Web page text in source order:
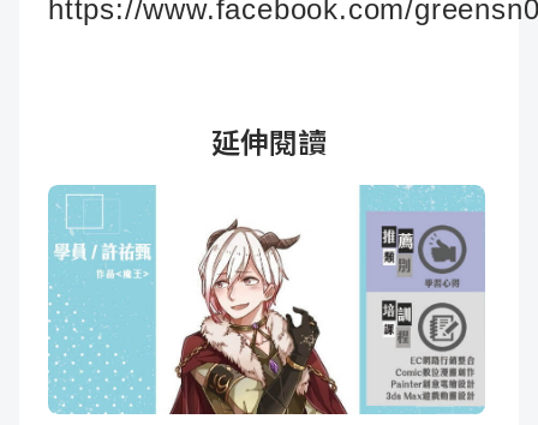
https://www.facebook.com/
延伸閱讀